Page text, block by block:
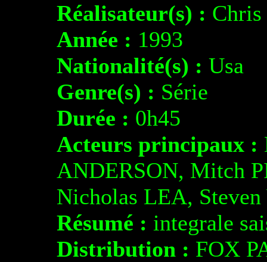
Réalisateur(s) :
Année : 1993
Nationalité(s) : Usa
Genre(s) : Série
Durée : 0h45
Acteurs principaux :
ANDERSON, Mitch
Nicholas LEA,
Résumé : integrale
Distribution : FOX